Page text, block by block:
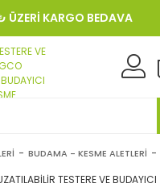
ÜZERİ KARGO BEDAVA
KARTINA 12 TAKSIT!
BUDAMA - KESME ALETLERİ